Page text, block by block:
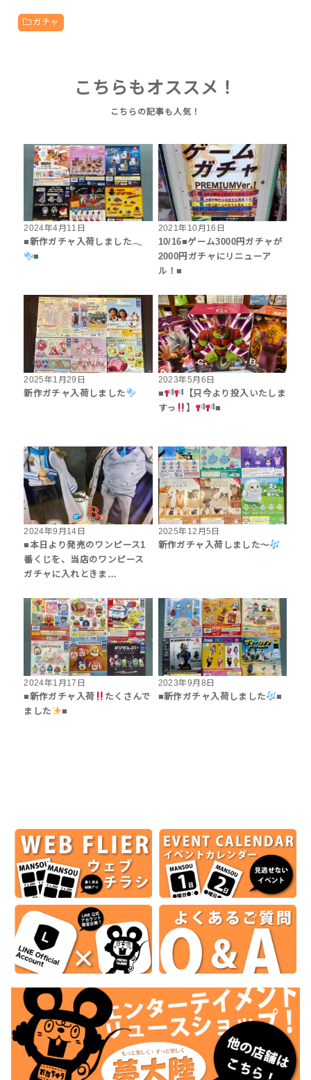
ガチャ
こちらもオススメ！
2024年4月11日
■新作ガチャ入荷しました𓂃
■
2021年10月16日
10/16■ゲーム3000円ガチャが
2000円ガチャにリニューア
ル！■
2025年1月29日
新作ガチャ入荷しました
2023年5月6日
■
【只今より投入いたしま
すっ
】 ■
2024年9月14日
■本日より発売のワンピース1
番くじを、当店のワンピース
ガチャに入れときま…
2025年12月5日
新作ガチャ入荷しました〜
2024年1月17日
■新作ガチャ入荷
たくさんで
ました
■
2023年9月8日
■新作ガチャ入荷しました
■